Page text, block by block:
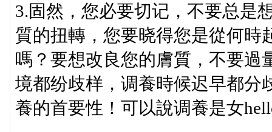
3.固然，您必要切记，不要总是
質的扭轉，您要晓得您是從何時
嗎？要想改良您的膚質，不要過
境都纷歧样，调養時候迟早都分
養的首要性！可以說调養是女